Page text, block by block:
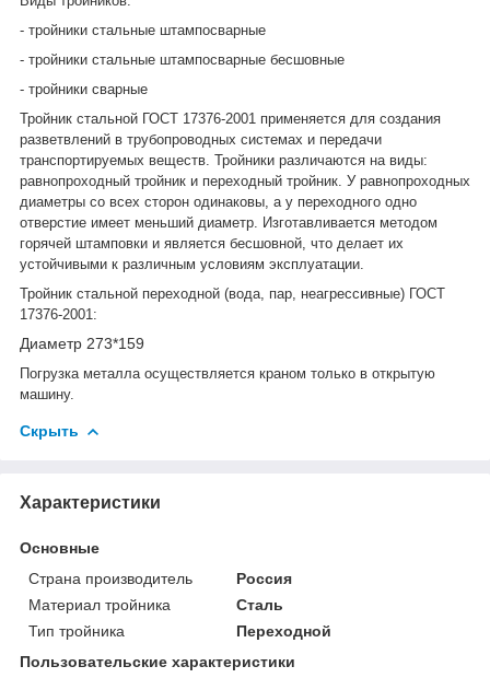
- тройники стальные штампосварные
- тройники стальные штампосварные бесшовные
- тройники сварные
Тройник стальной ГОСТ 17376-2001 применяется для создания
разветвлений в трубопроводных системах и передачи
транспортируемых веществ. Тройники различаются на виды:
равнопроходный тройник и переходный тройник. У равнопроходных
диаметры со всех сторон одинаковы, а у переходного одно
отверстие имеет меньший диаметр. Изготавливается методом
горячей штамповки и является бесшовной, что делает их
устойчивыми к различным условиям эксплуатации.
Тройник стальной переходной (вода, пар, неагрессивные) ГОСТ
17376-2001:
Диаметр 273*159
Погрузка металла осуществляется краном только в открытую
машину.
Скрыть
Характеристики
Основные
Страна производитель
Россия
Материал тройника
Сталь
Тип тройника
Переходной
Пользовательские характеристики